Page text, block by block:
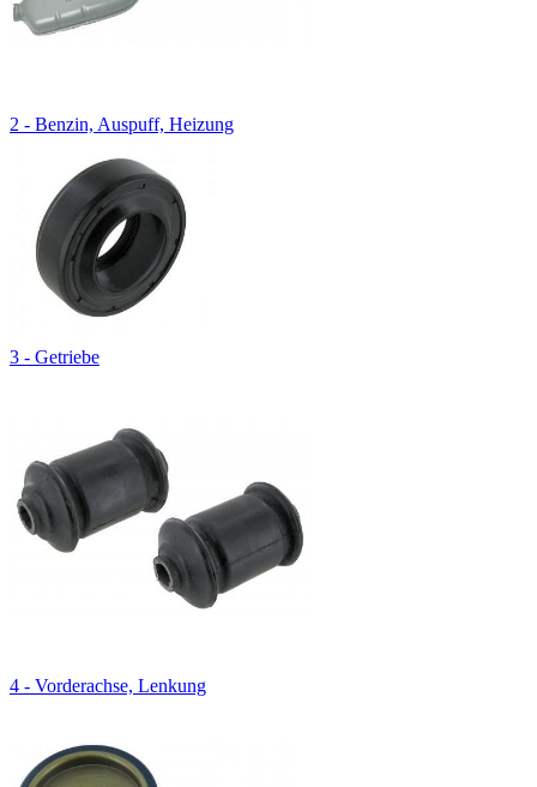
2 - Benzin, Auspuff, Heizung
3 - Getriebe
4 - Vorderachse, Lenkung